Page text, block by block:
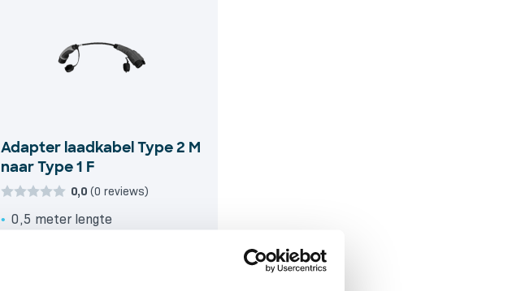
Adapter laadkabel Type 2 M
naar Type 1 F
0,0 (0 reviews)
0,5 meter lengte